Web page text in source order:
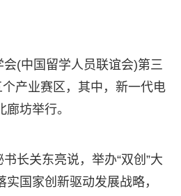
(中国留学人员联谊会)第三
个产业赛区，其中，新一代电
坊举行。
长关东亮说，举办“双创”大
国家创新驱动发展战略，